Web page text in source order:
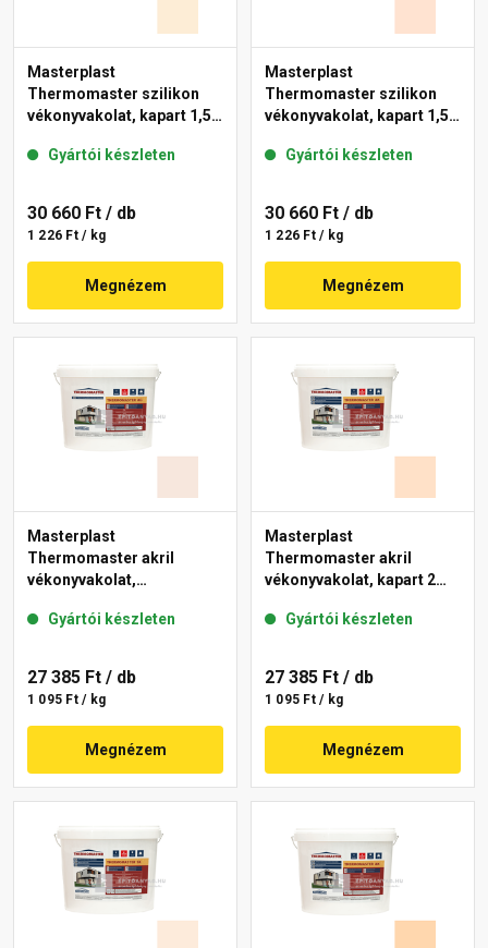
Masterplast
Thermomaster szilikon
vékonyvakolat, kapart 1,5
Gyártói készleten
30 660 Ft / db
1 226 Ft / kg
Megnézem
Masterplast
Thermomaster szilikon
vékonyvakolat, kapart 1,5
Gyártói készleten
30 660 Ft / db
1 226 Ft / kg
Megnézem
Masterplast
Thermomaster akril
vékonyvakolat,
13-F 25 kg
Gyártói készleten
27 385 Ft / db
1 095 Ft / kg
Megnézem
Masterplast
Thermomaster akril
vékonyvakolat, kapart 2
Gyártói készleten
27 385 Ft / db
1 095 Ft / kg
Megnézem